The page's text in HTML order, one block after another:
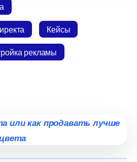
Кейсы
рекламы